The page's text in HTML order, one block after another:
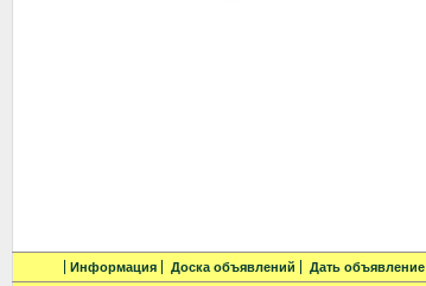
Информация Доска объявлений Дать объявление